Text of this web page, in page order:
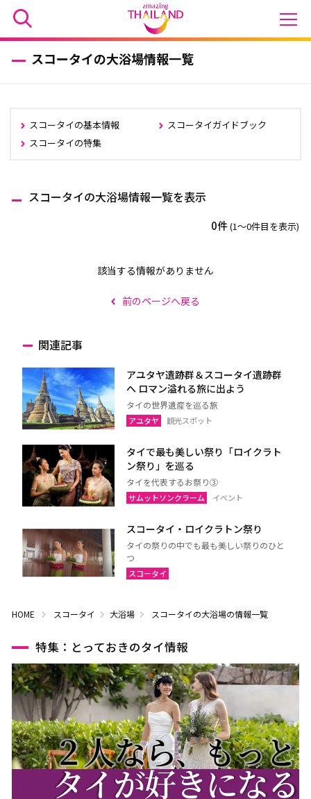
スコータイの大浴場情報一覧
スコータイの基本情報
スコータイガイドブック
スコータイの特集
スコータイの大浴場情報一覧を表示
0件(1〜0件目を表示)
該当する情報がありません
前のページへ戻る
関連記事
アユタヤ遺跡群＆スコータイ遺跡群
へ ロマン溢れる旅に出よう
タイの世界遺産を巡る旅
アユタヤ 観光スポット
タイで最も美しい祭り「ロイクラト
ン祭り」を巡る
タイを代表するお祭り③
サムットソンクラーム イベント
スコータイ・ロイクラトン祭り
タイの祭りの中でも最も美しい祭りのひと
つ
スコータイ
HOME スコータイ 大浴場 スコータイの大浴場の情報一覧
特集：とっておきのタイ情報